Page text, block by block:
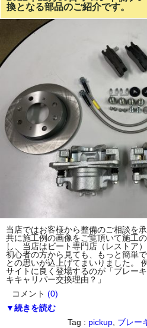
換となる部品のご紹介です。
当店ではお客様から整備のご相談を
共に施工例の画像をご覧頂いて施工
し、当店はビート専門店（レストア
初心者の方から見ても、もっと簡単
との思いが込上げてまいりました。
サイトに良く登場するのが「ブレー
キキャリパー交換理由？」
コメント (0)
▼続きを読む
Tag : pickup ブレー